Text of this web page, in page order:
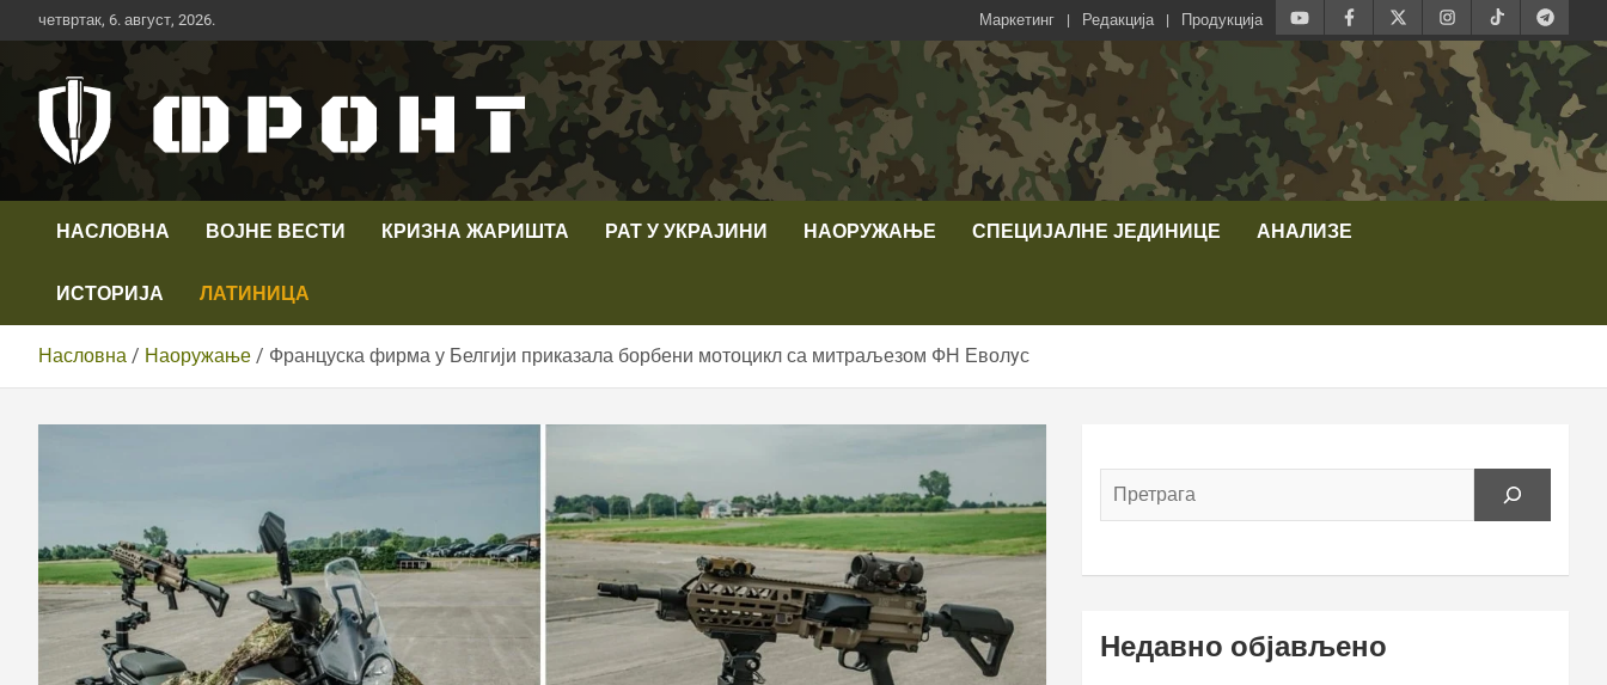
Скип
то
четвртак, 6. август, 2026. Маркетинг Редакција Продукција
Телевизија ФРОНТ
НАСЛОВНА ВОЈНЕ ВЕСТИ КРИЗНА ЖАРИШТА РАТ У УКРАЈИНИ НАОРУЖАЊЕ СПЕЦИЈАЛНЕ ЈЕДИНИЦЕ АНАЛИЗЕ
ИСТОРИЈА ЛАТИНИЦА
Насловна Наоружање Француска фирма у Белгији приказала борбени мотоцикл са митраљезом ФН Еволyс
Недавно објављено